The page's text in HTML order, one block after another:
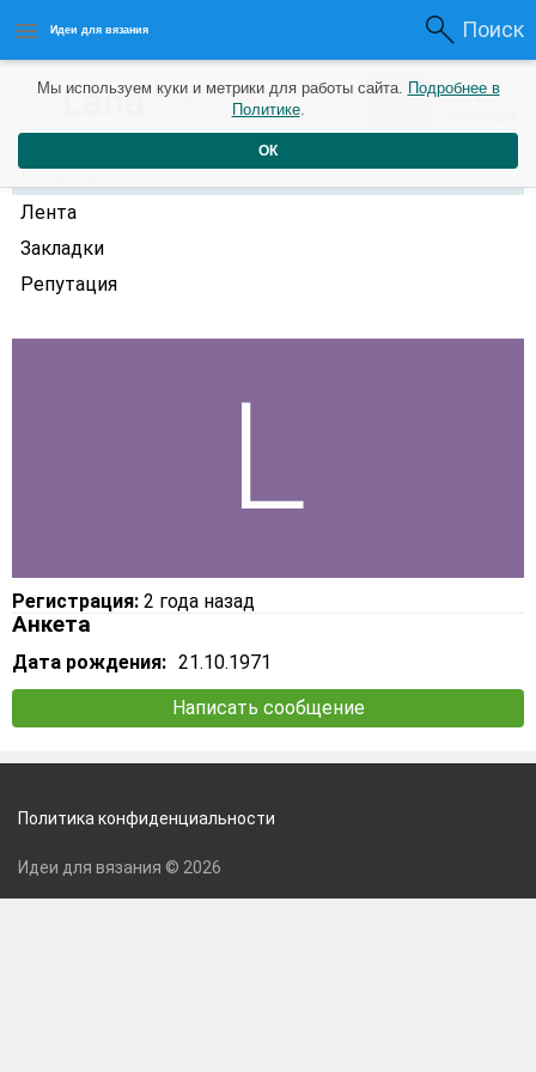
Идеи для вязания Поиск
Lana 2 года назад 0 0
Профиль
Лента
Закладки
Репутация
Регистрация: 2 года назад
Анкета
Дата рождения: 21.10.1971
Написать сообщение
Мы используем куки и метрики для работы сайта. Подробнее в
Политике.
ОК
Политика конфиденциальности
Идеи для вязания © 2026